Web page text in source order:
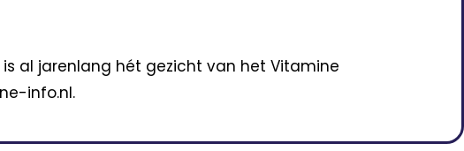
al jarenlang hét gezicht van het Vitamine
info.nl.